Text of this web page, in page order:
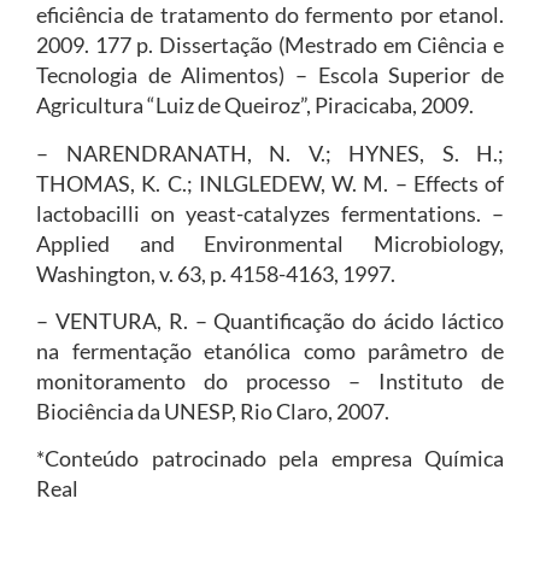
eficiência de tratamento do fermento por etanol.
2009. 177 p. Dissertação (Mestrado em Ciência e
Tecnologia de Alimentos) – Escola Superior de
Agricultura “Luiz de Queiroz”, Piracicaba, 2009.
– NARENDRANATH, N. V.; HYNES, S. H.;
THOMAS, K. C.; INLGLEDEW, W. M. – Effects of
lactobacilli on yeast-catalyzes fermentations. –
Applied and Environmental Microbiology,
Washington, v. 63, p. 4158-4163, 1997.
– VENTURA, R. – Quantificação do ácido láctico
na fermentação etanólica como parâmetro de
monitoramento do processo – Instituto de
Biociência da UNESP, Rio Claro, 2007.
*Conteúdo patrocinado pela empresa Química
Real